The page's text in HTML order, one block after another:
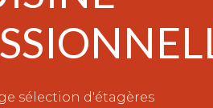
sélection d'étagères